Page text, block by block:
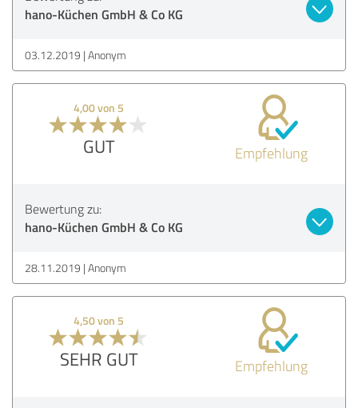
hano-Küchen GmbH & Co KG
03.12.2019 Anonym
4,00 von 5
GUT Empfehlung
Bewertung zu:
hano-Küchen GmbH & Co KG
28.11.2019 Anonym
4,50 von 5
SEHR GUT Empfehlung